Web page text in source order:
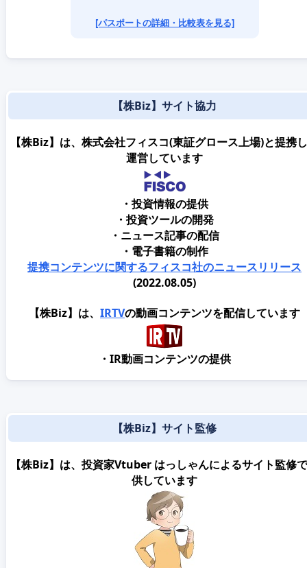
[パスポートの詳細・比較表を見る]
【株Biz】サイト協力
【株Biz】は、株式会社フィスコ(東証グロース上場)と提携
運営しています
・投資情報の提供
・投資ツールの開発
・ニュース記事の配信
・電子書籍の制作
提携コンテンツに関するフィスコ社のニュースリリース
(2022.08.05)
【株Biz】は、 IRTVの動画コンテンツを配信しています
・IR動画コンテンツの提供
【株Biz】サイト監修
【株Biz】は、投資家Vtuber はっしゃんによるサイト監修
供しています